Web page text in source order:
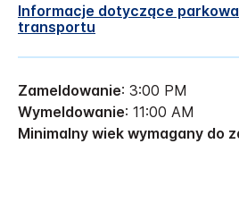
Informacje dotyczące
transportu
Zameldowanie: 3:00 PM
Wymeldowanie: 11:00 AM
Minimalny wiek wymagany do